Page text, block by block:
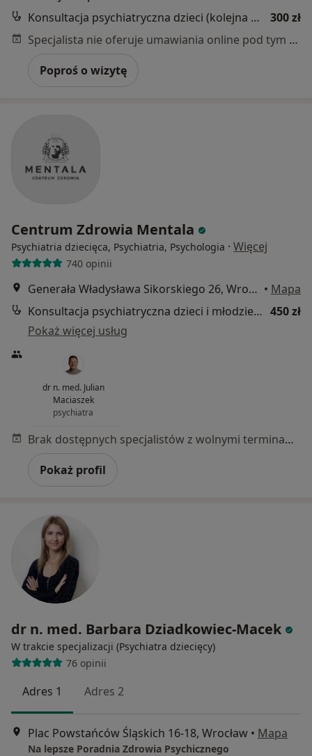
Konsultacja psychiatryczna dzieci (kolejna wizyta)
300 zł
Specjalista nie oferuje umawiania online pod tym adresem.
Poproś o wizytę
Centrum Zdrowia Mentala
Psychiatria dziecięca, Psychiatria, Psychologia · Więcej
740 opinii
Generała Władysława Sikorskiego 26, Wrocław • Mapa
Konsultacja psychiatryczna dzieci i młodzieży - kolejna wizyta 450 zł
Pokaż więcej usług
dr n. med. Julian
Maciaszek
psychiatra
Brak dostępnych specjalistów z wolnymi terminami w tym centrum medycznym.
Pokaż profil
dr n. med. Barbara Dziadkowiec-Macek
W trakcie specjalizacji (Psychiatra dziecięcy)
76 opinii
Adres 1 Adres 2
Plac Powstańców Śląskich 16-18, Wrocław • Mapa
Na lepsze Poradnia Zdrowia Psychicznego